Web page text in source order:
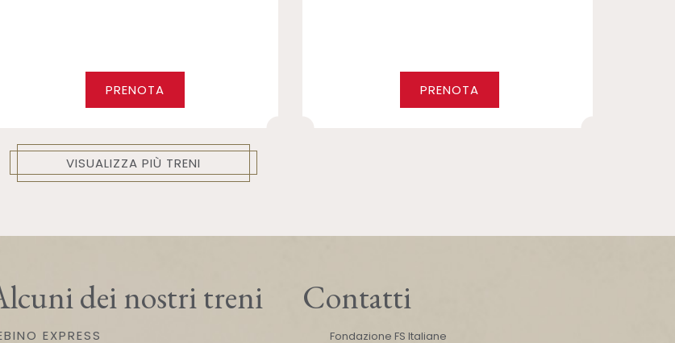
PRENOTA PRENOTA
VISUALIZZA PIÙ TRENI
dei nostri treni
EXPRESS
Contatti
Fondazione FS Italiane